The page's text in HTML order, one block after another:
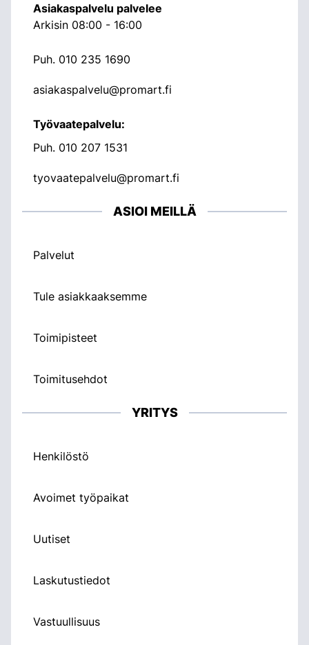
Asiakaspalvelu palvelee
Arkisin 08:00 - 16:00
Puh. 010 235 1690
asiakaspalvelu@promart.fi
Työvaatepalvelu:
Puh. 010 207 1531
tyovaatepalvelu@promart.fi
ASIOI MEILLÄ
Palvelut
Tule asiakkaaksemme
Toimipisteet
Toimitusehdot
YRITYS
Henkilöstö
Avoimet työpaikat
Uutiset
Laskutustiedot
Vastuullisuus